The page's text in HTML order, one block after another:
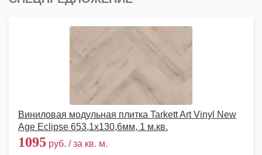
Виниловая модульная плитка Tarkett Art Vinyl New
Age Eclipse 653,1х130,6мм, 1 м.кв.
1095 руб. / за кв. м.